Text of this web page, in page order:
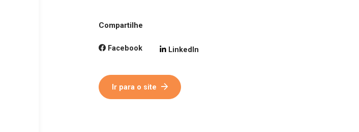
Compartilhe
Facebook LinkedIn
Ir para o site